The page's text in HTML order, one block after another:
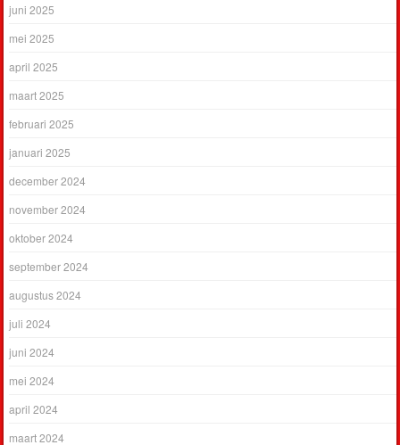
juni 2025
mei 2025
april 2025
maart 2025
februari 2025
januari 2025
december 2024
november 2024
oktober 2024
september 2024
augustus 2024
juli 2024
juni 2024
mei 2024
april 2024
maart 2024